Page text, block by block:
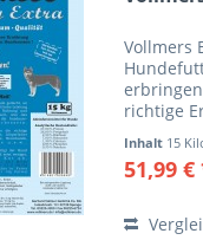
Vollmers
richtige
Ländern
Rassen
Inhalt 15
51,99 €